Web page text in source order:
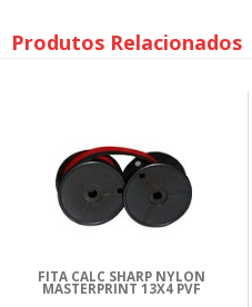
Produtos Relacionados
FITA CALC SHARP NYLON
MASTERPRINT 13X4 PVF